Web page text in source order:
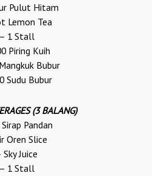
Pulut Hitam
Lemon Tea
– 1 Stall
Piring Kuih
Bubur
Sudu Bubur
(3 BALANG)
Pandan
Oren Slice
Sky Juice
– 1 Stall